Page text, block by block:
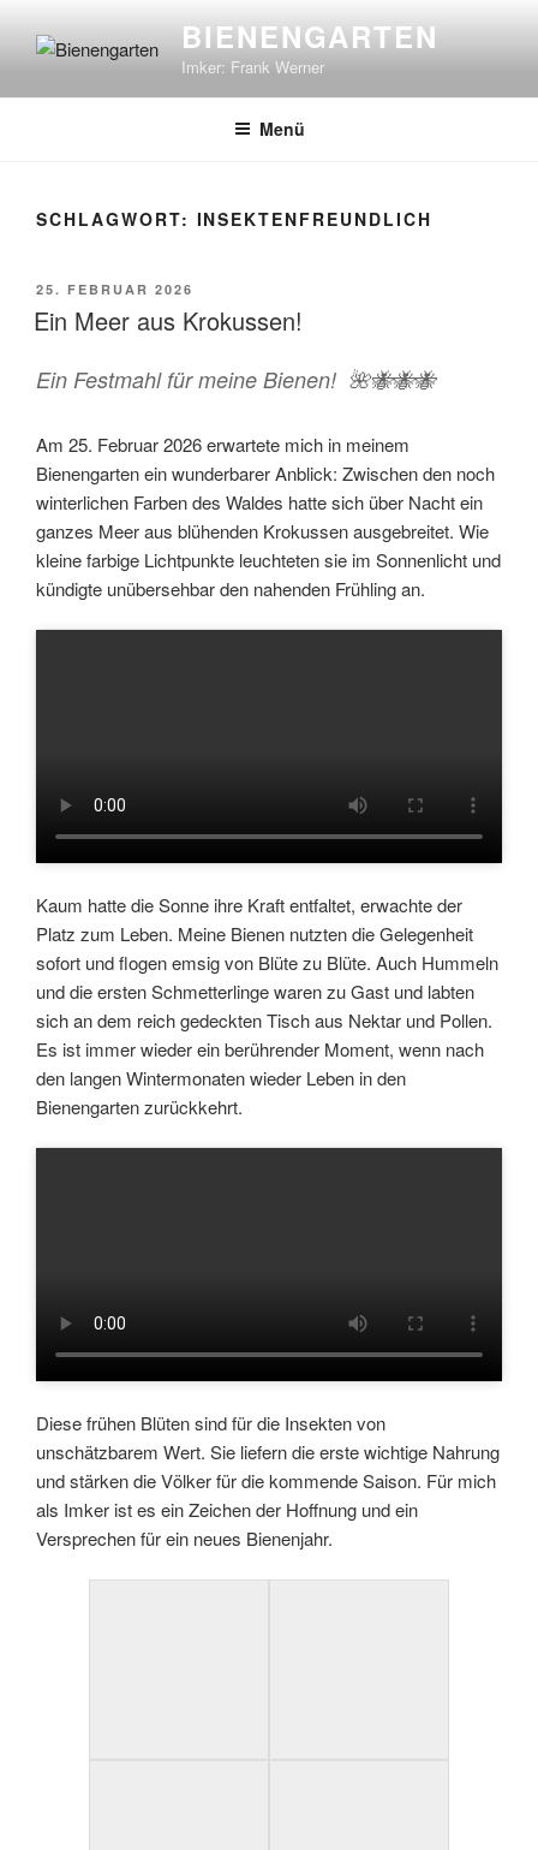
Inhalt
BIENENGARTEN
Imker: Frank Werner
Menü
SCHLAGWORT: INSEKTENFREUNDLICH
VERÖFFENTLICHT
AM
25. FEBRUAR 2026
Ein Meer aus Krokussen!
Ein Festmahl für meine Bienen! 🌺🐝🐝🐝
Am 25. Februar 2026 erwartete mich in meinem
Bienengarten ein wunderbarer Anblick: Zwischen den noch
winterlichen Farben des Waldes hatte sich über Nacht ein
ganzes Meer aus blühenden Krokussen ausgebreitet. Wie
kleine farbige Lichtpunkte leuchteten sie im Sonnenlicht und
kündigte unübersehbar den nahenden Frühling an.
Kaum hatte die Sonne ihre Kraft entfaltet, erwachte der
Platz zum Leben. Meine Bienen nutzten die Gelegenheit
sofort und flogen emsig von Blüte zu Blüte. Auch Hummeln
und die ersten Schmetterlinge waren zu Gast und labten
sich an dem reich gedeckten Tisch aus Nektar und Pollen.
Es ist immer wieder ein berührender Moment, wenn nach
den langen Wintermonaten wieder Leben in den
Bienengarten zurückkehrt.
Diese frühen Blüten sind für die Insekten von
unschätzbarem Wert. Sie liefern die erste wichtige Nahrung
und stärken die Völker für die kommende Saison. Für mich
als Imker ist es ein Zeichen der Hoffnung und ein
Versprechen für ein neues Bienenjahr.